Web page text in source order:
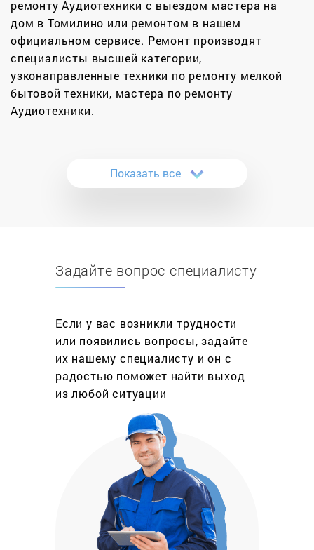
ремонту Аудиотехники с выездом мастера на
дом в Томилино или ремонтом в нашем
официальном сервисе. Ремонт производят
специалисты высшей категории,
узконаправленные техники по ремонту мелкой
бытовой техники, мастера по ремонту
Аудиотехники.
вашей аудиосистемы. Настоящие меломаны не
могут представить свой день без Hi-Fi акустики.
предложить звук высочайшего качества –
насыщенные басы, сбалансированные низкие и
High End аппаратура — отдельно выделяемый
класс музыкальной техники, отличающийся от Hi-
Fi ручной сборкой, использованием дорогих
материалов и электронных элементов, зачастую
архаичной конструкцией. Она может
использоваться в домашних условиях или
различных заведениях музыкальной
направленности. Акустическая система Hi-Fi
будет стоить внушительную сумму, поэтому
особенно обидно, когда она по каким-то
причинам выходит из строя.
Почему ремонт Hi-Fi акустики лучше
Показать все
Задайте вопрос специалисту
Если у вас возникли трудности
или появились вопросы, задайте
их нашему специалисту и он с
радостью поможет найти выход
из любой ситуации